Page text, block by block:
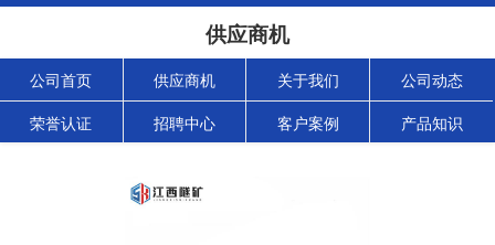
供应商机
公司首页 供应商机 关于我们 公司动态
荣誉认证 招聘中心 客户案例 产品知识